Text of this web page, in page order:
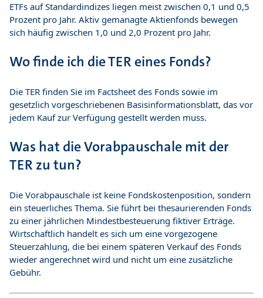
ETFs auf Standardindizes liegen meist zwischen 0,1 und 0,5
Prozent pro Jahr. Aktiv gemanagte Aktienfonds bewegen
sich häufig zwischen 1,0 und 2,0 Prozent pro Jahr.
Wo finde ich die TER eines Fonds?
Die TER finden Sie im Factsheet des Fonds sowie im
gesetzlich vorgeschriebenen Basisinformationsblatt, das vor
jedem Kauf zur Verfügung gestellt werden muss.
Was hat die Vorabpauschale mit der
TER zu tun?
Die Vorabpauschale ist keine Fondskostenposition, sondern
ein steuerliches Thema. Sie führt bei thesaurierenden Fonds
zu einer jährlichen Mindestbesteuerung fiktiver Erträge.
Wirtschaftlich handelt es sich um eine vorgezogene
Steuerzahlung, die bei einem späteren Verkauf des Fonds
wieder angerechnet wird und nicht um eine zusätzliche
Gebühr.